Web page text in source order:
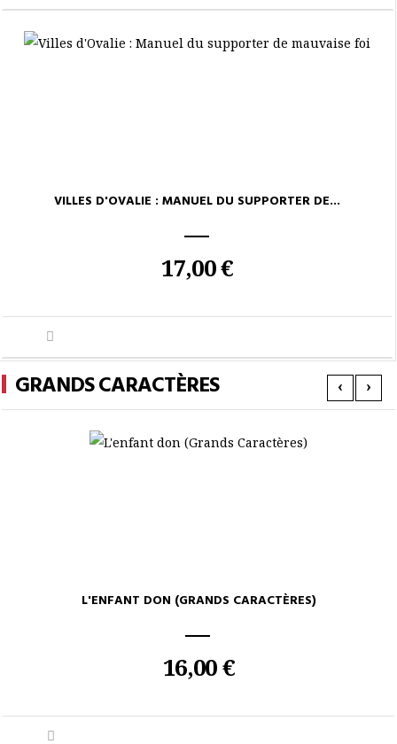
VILLES D'OVALIE : MANUEL DU SUPPORTER DE...
17,00 €
GRANDS CARACTÈRES ‹ ›
L'ENFANT DON (GRANDS CARACTÈRES)
16,00 €